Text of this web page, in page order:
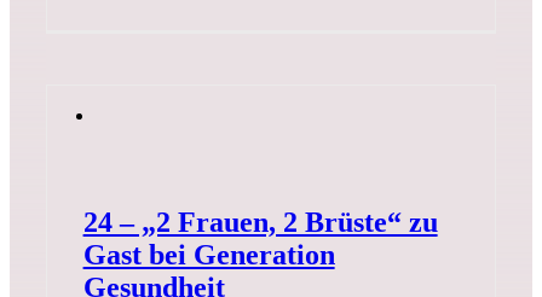
24 – „2 Frauen, 2 Brüste“ zu
Gast bei Generation
Gesundheit